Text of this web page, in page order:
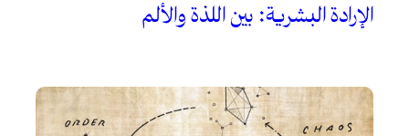
الإرادة البشرية: بين اللذة والألم